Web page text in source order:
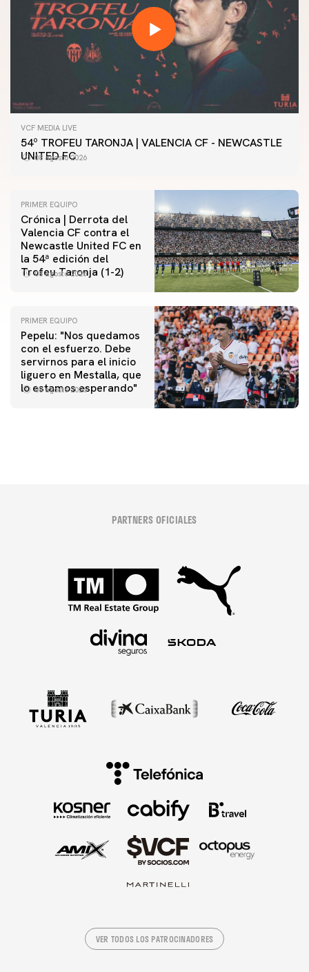
VCF MEDIA LIVE
54º TROFEU TARONJA | VALENCIA CF - NEWCASTLE
UNITED FC
08 agosto 2026
PRIMER EQUIPO
Crónica | Derrota del
Valencia CF contra el
Newcastle United FC en
la 54ª edición del
Trofeu Taronja (1-2)
08 agosto 2026
PRIMER EQUIPO
Pepelu: "Nos quedamos
con el esfuerzo. Debe
servirnos para el inicio
liguero en Mestalla, que
lo estamos esperando"
08 agosto 2026
PRIMER EQUIPO
Las fotos del Valencia CF-Newcastle United FC
PARTNERS OFICIALES
VER TODOS LOS PATROCINADORES